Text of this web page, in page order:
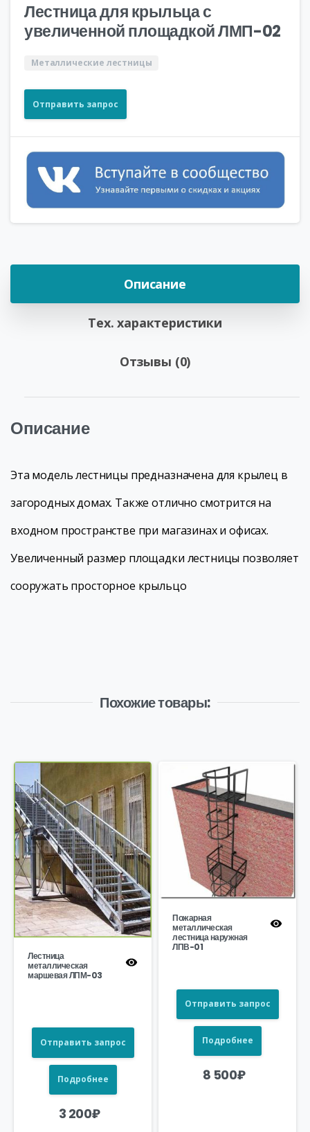
Лестница для крыльца с
увеличенной площадкой ЛМП-02
Металлические лестницы
Отправить запрос
Описание
Тех. характеристики
Отзывы (0)
Описание
Эта модель лестницы предназначена для крылец в
загородных домах. Также отлично смотрится на
входном пространстве при магазинах и офисах.
Увеличенный размер площадки лестницы позволяет
сооружать просторное крыльцо
Похожие товары:
Лестница
металлическая
маршевая ЛПМ-03
Отправить запрос
Подробнее
3 200₽
Пожарная
металлическая
лестница наружная
ЛПВ-01
Отправить запрос
Подробнее
8 500₽